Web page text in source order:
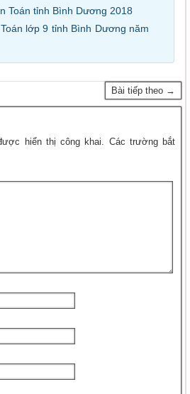
Toán tỉnh Bình Dương 2018
lớp 9 tỉnh Bình Dương năm
Bài tiếp theo →
hiển thị công khai. Các trường bắt